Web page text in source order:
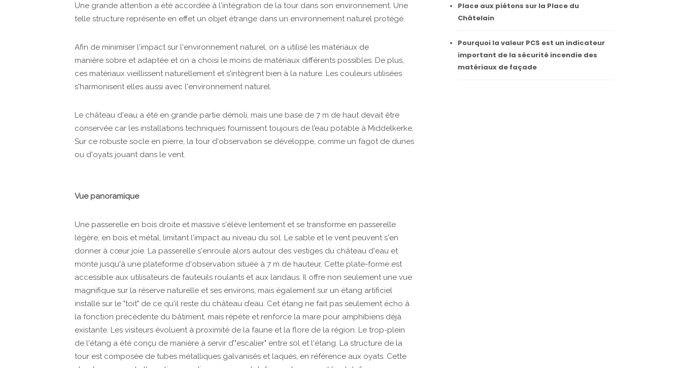
Une grande attention a été accordée à l'intégration de la tour dans son environnement. Une
telle structure représente en effet un objet étrange dans un environnement naturel protégé.
Afin de minimiser l'impact sur l'environnement naturel, on a utilisé les matériaux de
manière sobre et adaptée et on a choisi le moins de matériaux différents possibles. De plus,
ces matériaux vieillissent naturellement et s'intègrent bien à la nature. Les couleurs utilisées
s'harmonisent elles aussi avec l'environnement naturel.
Le château d'eau a été en grande partie démoli, mais une base de 7 m de haut devait être
conservée car les installations techniques fournissent toujours de l’eau potable à Middelkerke.
Sur ce robuste socle en pierre, la tour d'observation se développe, comme un fagot de dunes
ou d'oyats jouant dans le vent.
Vue panoramique
Une passerelle en bois droite et massive s'élève lentement et se transforme en passerelle
légère, en bois et métal, limitant l'impact au niveau du sol. Le sable et le vent peuvent s'en
donner à cœur joie. La passerelle s'enroule alors autour des vestiges du château d'eau et
monte jusqu'à une plateforme d'observation située à 7 m de hauteur. Cette plate-forme est
accessible aux utilisateurs de fauteuils roulants et aux landaus. Il offre non seulement une vue
magnifique sur la réserve naturelle et ses environs, mais également sur un étang artificiel
installé sur le "toit" de ce qu'il reste du château d’eau. Cet étang ne fait pas seulement écho à
la fonction précédente du bâtiment, mais répète et renforce la mare pour amphibiens déjà
existante. Les visiteurs évoluent à proximité de la faune et la flore de la région. Le trop-plein
de l'étang a été conçu de manière à servir d’"escalier" entre sol et l'étang. La structure de la
tour est composée de tubes métalliques galvanisés et laqués, en référence aux oyats. Cette
Place aux piétons sur la Place du
Châtelain
Pourquoi la valeur PCS est un indicateur
important de la sécurité incendie des
matériaux de façade